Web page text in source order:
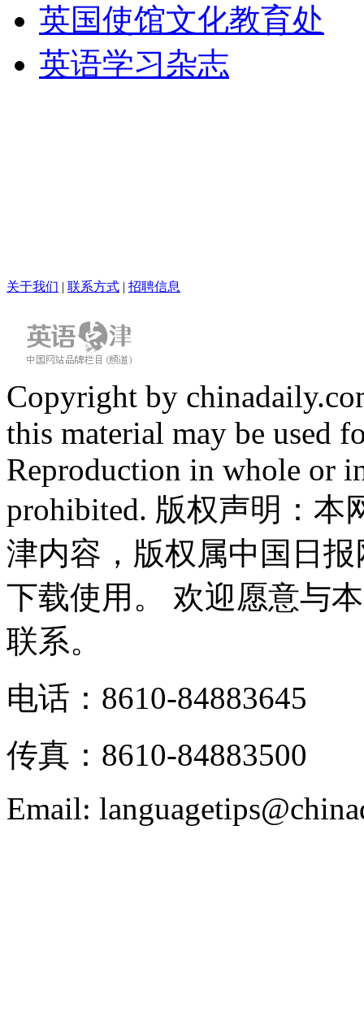
英国使馆文化教育处
英语学习杂志
关于我们 | 联系方式 | 招聘信息
Copyright by
this material may be used
Reproduction in whole or
prohibited. 版权声明：
津内容，版权属中国日
下载使用。 欢迎愿意与
联系。
电话：8610-84883645
传真：8610-84883500
Email: